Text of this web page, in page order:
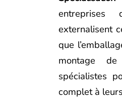
entreprises
externalisent
que
montage
spécialistes
complet à